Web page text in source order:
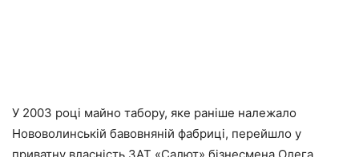
У 2003 році майно табору, яке раніше належало
Нововолинській бавовняній фабриці, перейшло у